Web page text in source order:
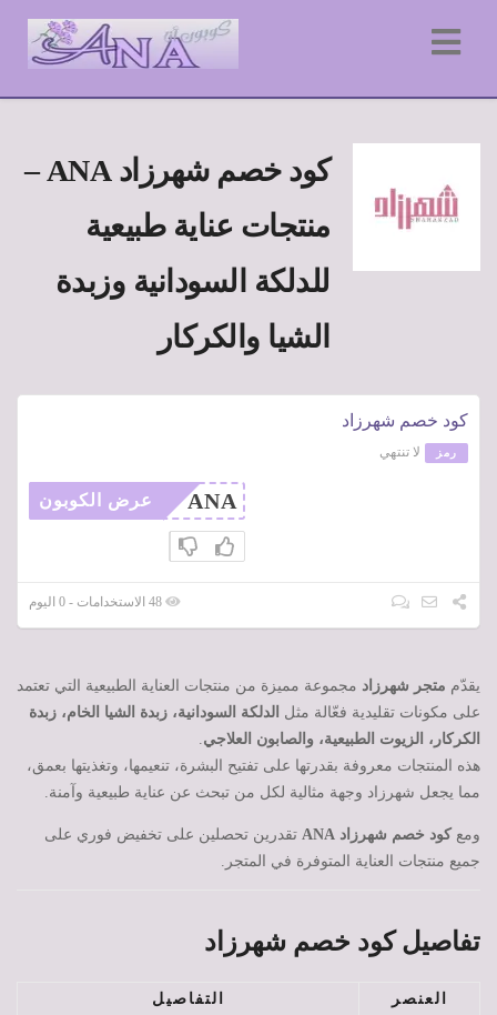
كود خصم شهرزاد ANA –
منتجات عناية طبيعية
للدلكة السودانية وزبدة
الشيا والكركار
كود خصم شهرزاد
رمز لا تنتهي
ANA عرض الكوبون
يقدّم متجر شهرزاد مجموعة مميزة من منتجات العناية الطبيعية التي تعتمد
على مكونات تقليدية فعّالة مثل الدلكة السودانية، زبدة الشيا الخام، زبدة
الكركار، الزيوت الطبيعية، والصابون العلاجي.
هذه المنتجات معروفة بقدرتها على تفتيح البشرة، تنعيمها، وتغذيتها بعمق،
مما يجعل شهرزاد وجهة مثالية لكل من تبحث عن عناية طبيعية وآمنة.
ومع كود خصم شهرزاد ANA
تقدرين تحصلين على تخفيض فوري على
جميع منتجات العناية المتوفرة في المتجر.
تفاصيل كود خصم شهرزاد
العنصر التفاصيل